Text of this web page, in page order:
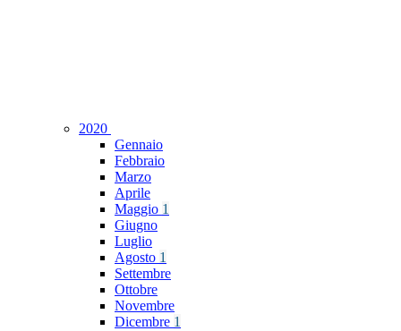
2020
Gennaio
Febbraio
Marzo
Aprile
Maggio 1
Giugno
Luglio
Agosto 1
Settembre
Ottobre
Novembre
Dicembre 1